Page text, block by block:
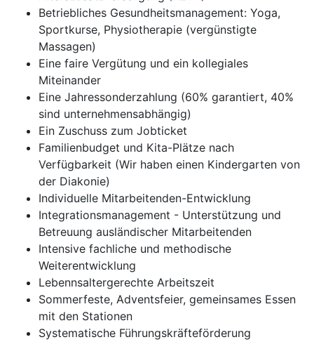
Betriebliches Gesundheitsmanagement: Yoga,
Sportkurse, Physiotherapie (vergünstigte
Massagen)
Eine faire Vergütung und ein kollegiales
Miteinander
Eine Jahressonderzahlung (60% garantiert, 40%
sind unternehmensabhängig)
Ein Zuschuss zum Jobticket
Familienbudget und Kita-Plätze nach
Verfügbarkeit (Wir haben einen Kindergarten von
der Diakonie)
Individuelle Mitarbeitenden-Entwicklung
Integrationsmanagement - Unterstützung und
Betreuung ausländischer Mitarbeitenden
Intensive fachliche und methodische
Weiterentwicklung
Lebennsaltergerechte Arbeitszeit
Sommerfeste, Adventsfeier, gemeinsames Essen
mit den Stationen
Systematische Führungskräfteförderung